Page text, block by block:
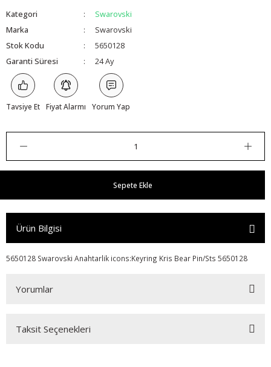
Kategori
Swarovski
Marka
Swarovski
Stok Kodu
5650128
Garanti Süresi
24 Ay
Tavsiye Et Fiyat Alarmı Yorum Yap
Sepete Ekle
Ürün Bilgisi
5650128 Swarovski Anahtarlik icons:Keyring Kris Bear Pin/Sts 5650128
Yorumlar
Taksit Seçenekleri